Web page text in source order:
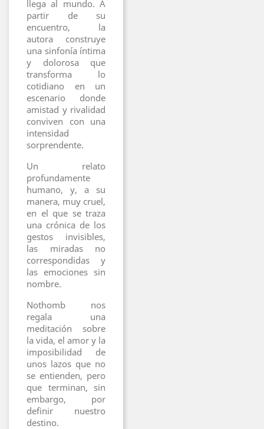
llega al mundo. A
partir de su
encuentro, la
autora construye
una sinfonía íntima
y dolorosa que
transforma lo
cotidiano en un
escenario donde
amistad y rivalidad
conviven con una
intensidad
sorprendente.
Un relato
profundamente
humano, y, a su
manera, muy cruel,
en el que se traza
una crónica de los
gestos invisibles,
las miradas no
correspondidas y
las emociones sin
nombre.
Nothomb nos
regala una
meditación sobre
la vida, el amor y la
imposibilidad de
unos lazos que no
se entienden, pero
que terminan, sin
embargo, por
definir nuestro
destino.